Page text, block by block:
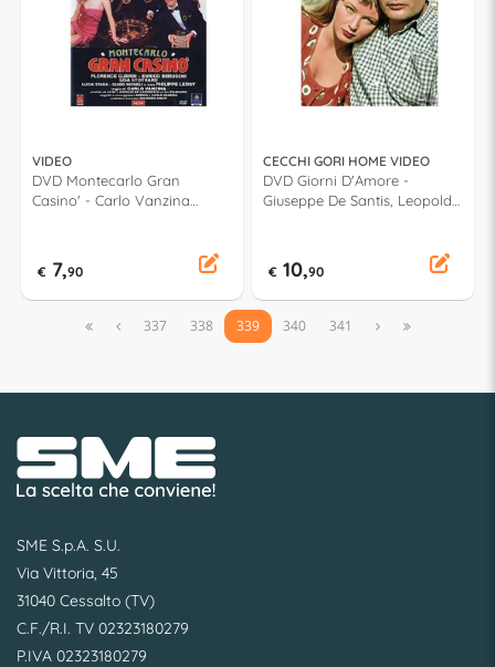
VIDEO
DVD Montecarlo Gran
Casino' - Carlo Vanzina
€ 7,90
CECCHI GORI HOME VIDEO
DVD Giorni D'Amore -
Giuseppe De Santis, Leopoldo
€ 10,90
  337 338 339 340 341  
SME S.p.A. S.U.
Via Vittoria, 45
31040 Cessalto (TV)
C.F./R.I. TV 02323180279
P.IVA 02323180279